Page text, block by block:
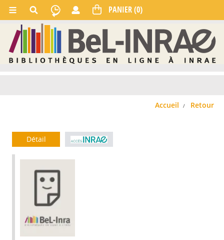
Accueil Retour
Détail